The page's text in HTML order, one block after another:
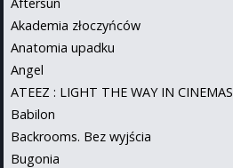
Akademia złoczyńców
Anatomia upadku
Angel
ATEEZ : LIGHT THE WAY IN CINEMAS
Babilon
Backrooms. Bez wyjścia
Bugonia